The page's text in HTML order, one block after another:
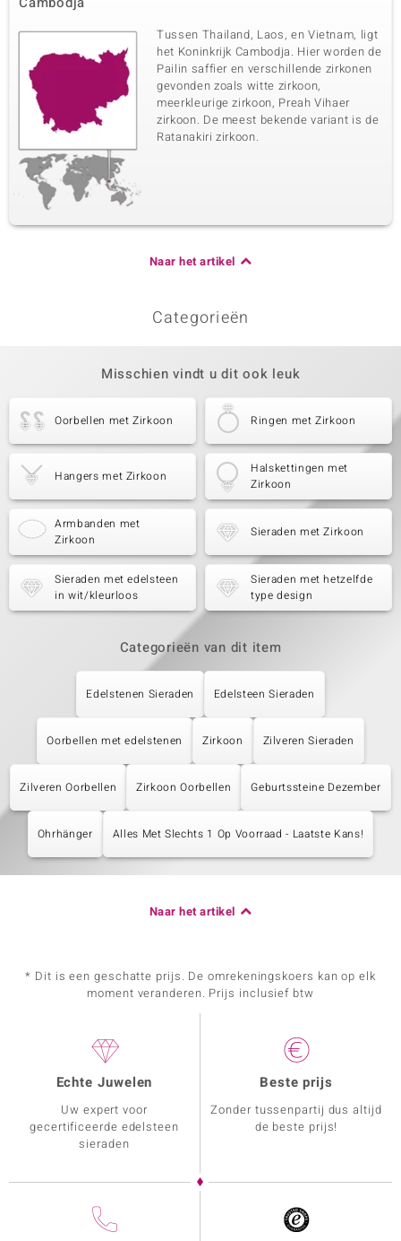
Tussen Thailand, Laos, en Vietnam, ligt
het Koninkrijk Cambodja. Hier worden de
Pailin saffier en verschillende zirkonen
gevonden zoals witte zirkoon,
meerkleurige zirkoon, Preah Vihaer
zirkoon. De meest bekende variant is de
Ratanakiri zirkoon.
Naar het artikel
Categorieën
Misschien vindt u dit ook leuk
Oorbellen met Zirkoon Ringen met Zirkoon
Hangers met Zirkoon
Halskettingen met
Zirkoon
Armbanden met
Zirkoon
Sieraden met Zirkoon
Sieraden met edelsteen
in wit/kleurloos
Sieraden met hetzelfde
type design
Categorieën van dit item
Edelstenen Sieraden Edelsteen Sieraden
Oorbellen met edelstenen Zirkoon Zilveren Sieraden
Zilveren Oorbellen Zirkoon Oorbellen Geburtssteine Dezember
Ohrhänger Alles Met Slechts 1 Op Voorraad - Laatste Kans!
Naar het artikel
* Dit is een geschatte prijs. De omrekeningskoers kan op elk
moment veranderen. Prijs inclusief btw
Echte Juwelen
Uw expert voor
gecertificeerde edelsteen
sieraden
Beste prijs
Zonder tussenpartij dus altijd
de beste prijs!